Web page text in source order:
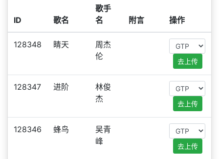
ID 歌名
歌手
名
附言 操作
128348 睛天
周杰
伦
去上传
128347 进阶
林俊
杰
去上传
128346 蜂鸟
吴青
峰
去上传